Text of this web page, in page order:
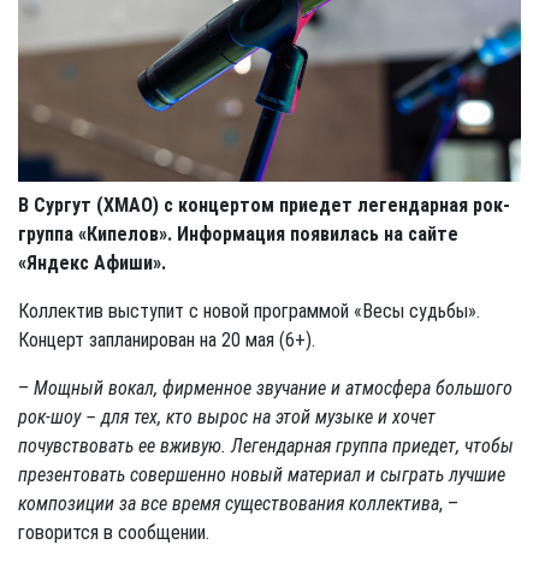
В Сургут (ХМАО) с концертом приедет легендарная рок-
группа «Кипелов». Информация появилась на сайте
«Яндекс Афиши».
Коллектив выступит с новой программой «Весы судьбы».
Концерт запланирован на 20 мая (6+).
– Мощный вокал, фирменное звучание и атмосфера большого
рок-шоу – для тех, кто вырос на этой музыке и хочет
почувствовать ее вживую. Легендарная группа приедет, чтобы
презентовать совершенно новый материал и сыграть лучшие
композиции за все время существования коллектива, –
говорится в сообщении.